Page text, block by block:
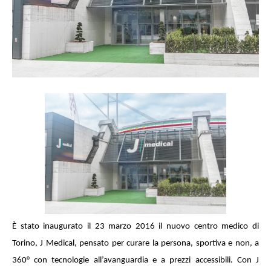
È stato inaugurato il 23 marzo 2016 il nuovo centro medico di
Torino, J Medical, pensato per curare la persona, sportiva e non, a
360° con tecnologie all’avanguardia e a prezzi accessibili. Con J